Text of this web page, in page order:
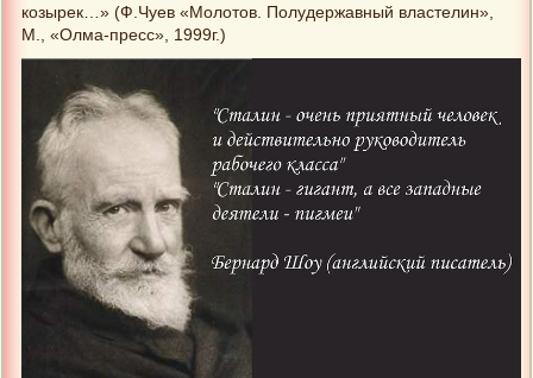
козырек…» (Ф.Чуев «Молотов. Полудержавный властелин»,
М., «Олма-пресс», 1999г.)